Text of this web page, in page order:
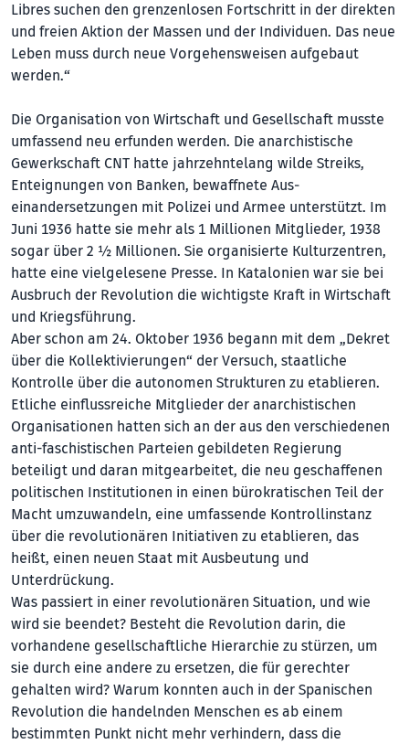
Libres suchen den grenzenlosen Fortschritt in der direkten
und freien Aktion der Massen und der Individuen. Das neue
Leben muss durch neue Vorgehensweisen aufgebaut
werden.“
Die Organisation von Wirtschaft und Gesellschaft musste
umfassend neu erfunden werden. Die anarchistische
Gewerkschaft CNT hatte jahrzehntelang wilde Streiks,
Enteignungen von Banken, bewaffnete Aus­
einandersetzungen mit Polizei und Armee unterstützt. Im
Juni 1936 hatte sie mehr als 1 Millionen Mitglieder, 1938
sogar über 2 ½ Millionen. Sie organisierte Kulturzentren,
hatte eine vielgelesene Presse. In Katalonien war sie bei
Ausbruch der Revolution die wichtigste Kraft in Wirtschaft
und Kriegsführung.
Aber schon am 24. Oktober 1936 begann mit dem „Dekret
über die Kollektivierungen“ der Versuch, staatliche
Kontrolle über die autonomen Strukturen zu etablieren.
Etliche einflussreiche Mitglieder der anarchistischen
Organisationen hatten sich an der aus den verschiedenen
anti-faschistischen Parteien gebildeten Regierung
beteiligt und daran mitgearbeitet, die neu geschaffenen
politischen Institutionen in einen bürokratischen Teil der
Macht umzuwandeln, eine umfassende Kontrollinstanz
über die revolutionären Initiativen zu etablieren, das
heißt, einen neuen Staat mit Ausbeutung und
Unterdrückung.
Was passiert in einer revolutionären Situation, und wie
wird sie beendet? Besteht die Revolution darin, die
vorhandene gesellschaftliche Hierarchie zu stürzen, um
sie durch eine andere zu ersetzen, die für gerechter
gehalten wird? Warum konnten auch in der Spanischen
Revolution die han­delnden Menschen es ab einem
bestimmten Punkt nicht mehr verhindern, dass die